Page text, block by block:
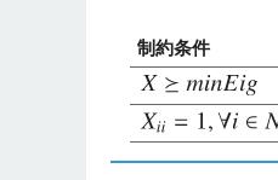
制約条件